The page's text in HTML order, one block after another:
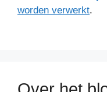
worden verwerkt.